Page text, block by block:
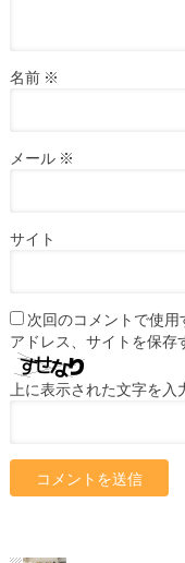
名前 ※
メール ※
サイト
次回のコメントで使
アドレス、サイトを保存
上に表示された文字を入